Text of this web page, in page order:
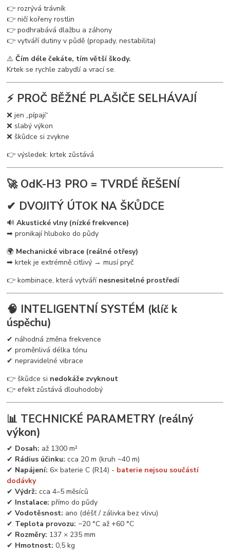
👉 rozrývá trávník
👉 ničí kořeny rostlin
👉 podhrabává dlažbu a záhony
👉 vytváří dutiny v půdě (propady, nestabilita)
⚠️Čím déle čekáte, tím větší škody.
Krtek se rychle zabydlí a vrací se.
⚡ PROČ BĚŽNÉ PLAŠIČE SELHÁVAJÍ
❌ jen „pípají“
❌ slabý výkon
❌ škůdce si zvykne
👉 výsledek: krtek zůstává
🚀 OdK-H3 PRO = TVRDÉ ŘEŠENÍ
✔ DVOJITÝ ÚTOK NA ŠKŮDCE
🔊Akustické vlny (nízké frekvence)
➡ pronikají hluboko do půdy
🌍 Mechanické vibrace (reálné otřesy)
➡ krtek je extrémně citlivý → musí pryč
👉 kombinace, která vytváří nesnesitelné prostředí
🧠 INTELIGENTNÍ SYSTÉM (klíč k
úspěchu)
✔ náhodná změna frekvence
✔ proměnlivá délka tónu
✔ nepravidelné vibrace
👉 škůdce si nedokáže zvyknout
👉 efekt zůstává dlouhodobý
📊 TECHNICKÉ PARAMETRY (reálný
výkon)
✔ Dosah: až 1300 m²
✔ Rádius účinku: cca 20 m (kruh ~40 m)
✔ Napájení: 6× baterie C (R14) - baterie nejsou součástí
dodávky
✔Výdrž: cca 4–5 měsíců
✔ Instalace: přímo do půdy
✔Vodotěsnost: ano (déšť / zálivka bez vlivu)
✔ Teplota provozu: −20 °C až +60 °C
✔ Rozměry: 137 × 235 mm
✔ Hmotnost: 0,5 kg